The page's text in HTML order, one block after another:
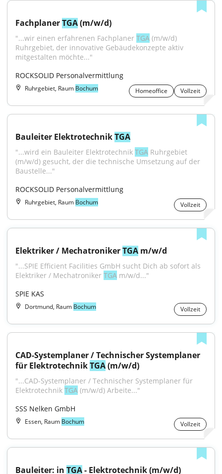
Fachplaner TGA (m/w/d)
"...wir einen erfahrenen Fachplaner TGA (m/w/d)
Ruhrgebiet, der innovative Gebäudekonzepte aktiv
mitgestalten möchte..."
ROCKSOLID Personalvermittlung
Ruhrgebiet, Raum Bochum Homeoffice Vollzeit
Bauleiter Elektrotechnik TGA
"...wird ein Bauleiter Elektrotechnik TGA Ruhrgebiet
(m/w/d) gesucht, der die technische Umsetzung auf der
Baustelle..."
ROCKSOLID Personalvermittlung
Ruhrgebiet, Raum Bochum Vollzeit
Elektriker / Mechatroniker TGA m/w/d
"...SPIE Efficient Facilities GmbH sucht Dich ab sofort als
Elektriker / Mechatroniker TGA m/w/d..."
SPIE KAS
Dortmund, Raum Bochum Vollzeit
CAD-Systemplaner / Technischer Systemplaner
für Elektrotechnik TGA (m/w/d)
"...CAD-Systemplaner / Technischer Systemplaner für
Elektrotechnik TGA (m/w/d) Arbeite..."
SSS Nelken GmbH
Essen, Raum Bochum Vollzeit
Bauleiter: in TGA - Elektrotechnik (m/w/d)